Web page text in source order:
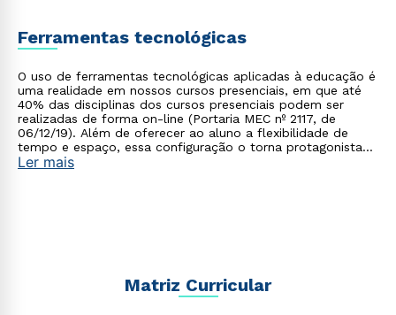
curriculares supervisionados acontecem nos 7º e 8º
semestres, nos períodos diurno e vespertino, mesmo para
Ferramentas tecnológicas
O uso de ferramentas tecnológicas aplicadas à educação é
uma realidade em nossos cursos presenciais, em que até
40% das disciplinas dos cursos presenciais podem ser
realizadas de forma on-line (Portaria MEC nº 2117, de
06/12/19). Além de oferecer ao aluno a flexibilidade de
tempo e espaço, essa configuração o torna protagonista
no processo de construção do seu conhecimento.
Ler mais
Matriz Curricular